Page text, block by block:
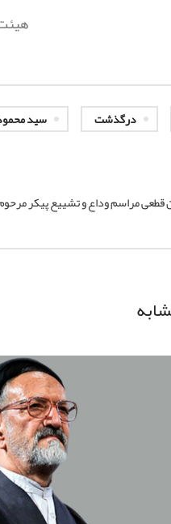
درگذشت سید
قطعی مراسم وداع و تشییع پیکر